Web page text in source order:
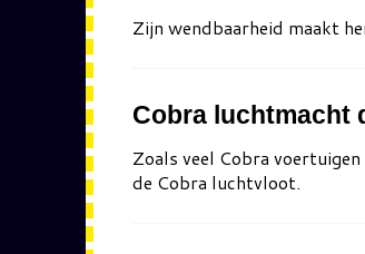
Zijn wendbaarheid maakt
Cobra luchtmacht
Zoals veel Cobra
de Cobra luchtvloot.